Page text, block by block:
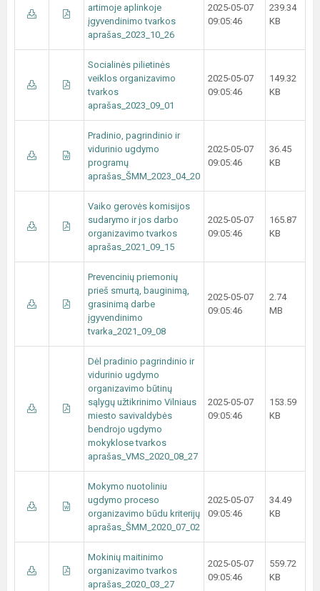
artimoje aplinkoje
įgyvendinimo tvarkos
aprašas_2023_10_26
2025-05-07
09:05:46
239.34
KB
Socialinės pilietinės
veiklos organizavimo
tvarkos
aprašas_2023_09_01
2025-05-07
09:05:46
149.32
KB
Pradinio, pagrindinio ir
vidurinio ugdymo
programų
aprašas_ŠMM_2023_04_20
2025-05-07
09:05:46
36.45
KB
Vaiko gerovės komisijos
sudarymo ir jos darbo
organizavimo tvarkos
aprašas_2021_09_15
2025-05-07
09:05:46
165.87
KB
Prevencinių priemonių
prieš smurtą, bauginimą,
grasinimą darbe
įgyvendinimo
tvarka_2021_09_08
2025-05-07
09:05:46
2.74
MB
Dėl pradinio pagrindinio ir
vidurinio ugdymo
organizavimo būtinų
sąlygų užtikrinimo Vilniaus
miesto savivaldybės
bendrojo ugdymo
mokyklose tvarkos
aprašas_VMS_2020_08_27
2025-05-07
09:05:46
153.59
KB
Mokymo nuotoliniu
ugdymo proceso
organizavimo būdu kriterijų
aprašas_ŠMM_2020_07_02
2025-05-07
09:05:46
34.49
KB
Mokinių maitinimo
organizavimo tvarkos
aprašas_2020_03_27
2025-05-07
09:05:46
559.72
KB